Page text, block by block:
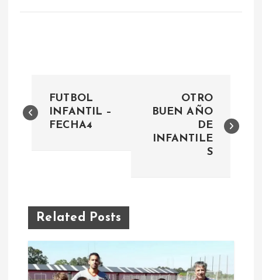
a
g
a
c
FUTBOL
INFANTIL –
FECHA4
OTRO
BUEN AÑO
DE
INFANTILE
S
Related Posts